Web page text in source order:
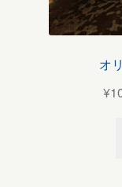
オ
¥